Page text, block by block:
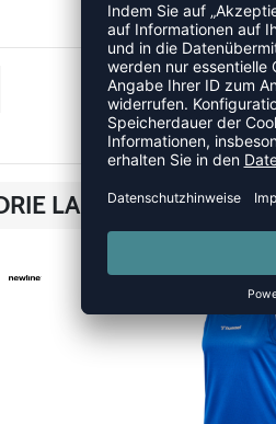
LAUFSHIRTS
SALE